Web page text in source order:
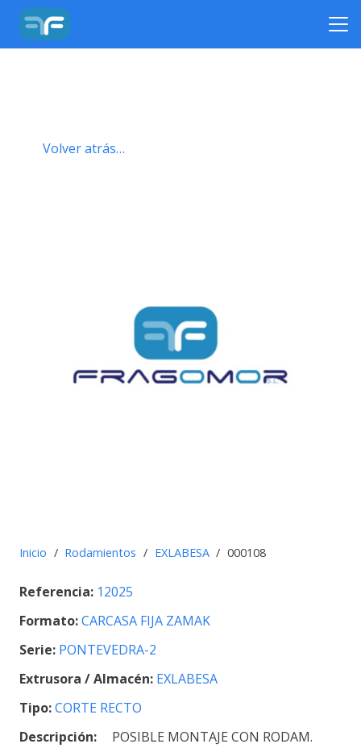
Volver atrás…
Inicio / Rodamientos / EXLABESA / 000108
Referencia: 12025
Formato:CARCASA FIJA ZAMAK
Serie: PONTEVEDRA-2
Extrusora / Almacén: EXLABESA
Tipo:CORTE RECTO
Descripción:
POSIBLE MONTAJE CON RODAM.